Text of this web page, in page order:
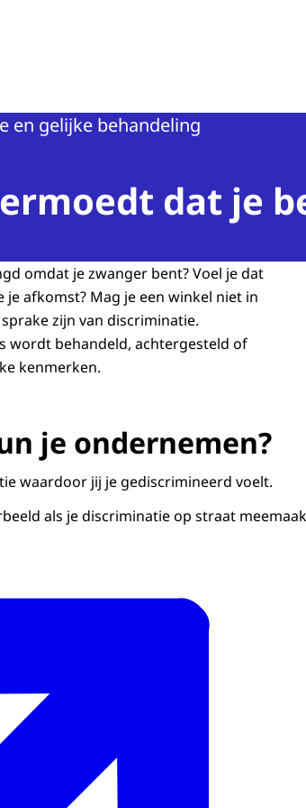
en gelijke behandeling
dat je
omdat je zwanger bent? Voel je dat
afkomst? Mag je een winkel niet in
zijn van discriminatie.
wordt behandeld, achtergesteld of
kenmerken.
je ondernemen?
waardoor jij je gediscrimineerd voelt.
als je discriminatie op straat